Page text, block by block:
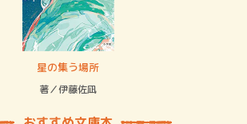
星の集う場所
著／伊藤佐凪